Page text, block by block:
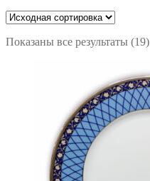
Показаны все результаты (19)